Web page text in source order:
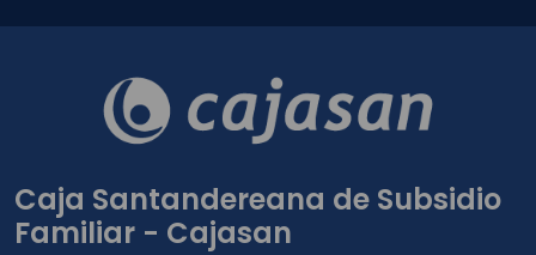
Caja Santandereana de Subsidio
Familiar - Cajasan